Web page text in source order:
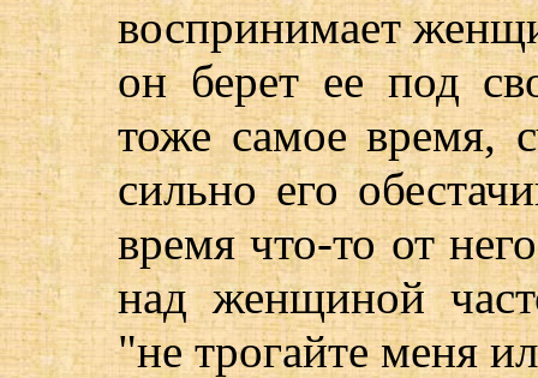
воспринимает
он берет ее под
тоже самое время,
сильно его
время что-то от
над женщиной
"не трогайте меня